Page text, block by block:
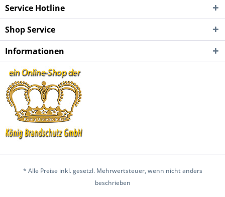
Service Hotline
Shop Service
Informationen
* Alle Preise inkl. gesetzl. Mehrwertsteuer, wenn nicht anders
beschrieben